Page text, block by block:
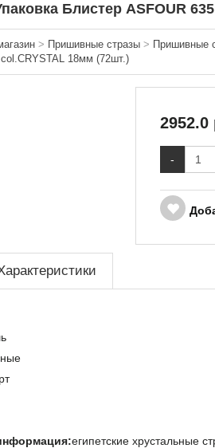
Блистер ASFOUR
> Пришивные стразы> Пришивные
18мм (72шт.)
2952.0
-
египетские хрустальные